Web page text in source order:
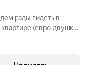
рады видеть в
(евро-двушка)
с центром курска
инстеп сити курск.